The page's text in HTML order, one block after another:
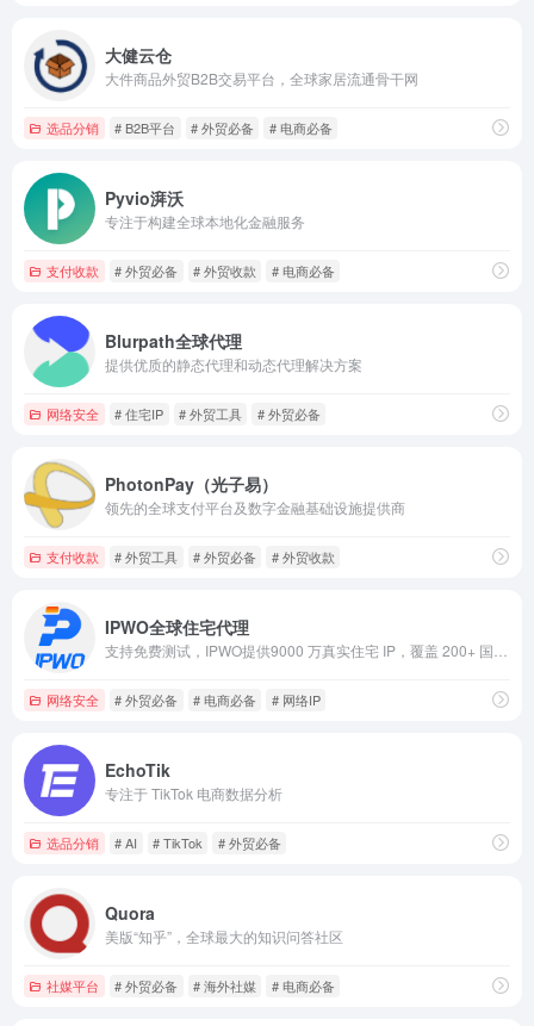
大健云仓
大件商品外贸B2B交易平台，全球家居流通骨干网
选品分销 # B2B平台 # 外贸必备 # 电商必备
Pyvio湃沃
专注于构建全球本地化金融服务
支付收款 # 外贸必备 # 外贸收款 # 电商必备
Blurpath全球代理
提供优质的静态代理和动态代理解决方案
网络安全 # 住宅IP # 外贸工具 # 外贸必备
PhotonPay（光子易）
领先的全球支付平台及数字金融基础设施提供商
支付收款 # 外贸工具 # 外贸必备 # 外贸收款
IPWO全球住宅代理
网络安全 # 外贸必备 # 电商必备 # 网络IP
EchoTik
专注于 TikTok 电商数据分析
选品分销 # AI # TikTok # 外贸必备
Quora
美版“知乎”，全球最大的知识问答社区
社媒平台 # 外贸必备 # 海外社媒 # 电商必备